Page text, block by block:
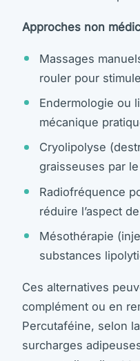
Approches non
Massages
rouler pour
Endermologie ou
mécanique
Cryolipolyse
graisseuses par
Radiofréquence
réduire l’aspect
Mésothérapie
substances
Ces alternatives
complément ou en
Percutaféine, selon
surcharges